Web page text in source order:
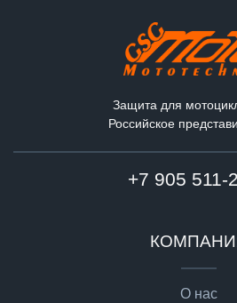
Защита для
Российское
+7 905 511-
О нас